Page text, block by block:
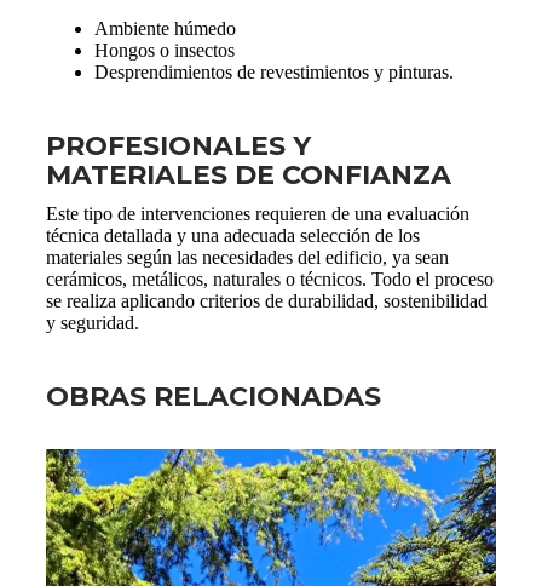
Ambiente húmedo
Hongos o insectos
Desprendimientos de revestimientos y pinturas.
PROFESIONALES Y
MATERIALES DE CONFIANZA
Este tipo de intervenciones requieren de una evaluación
técnica detallada y una adecuada selección de los
materiales según las necesidades del edificio, ya sean
cerámicos, metálicos, naturales o técnicos. Todo el proceso
se realiza aplicando criterios de durabilidad, sostenibilidad
y seguridad.
OBRAS RELACIONADAS